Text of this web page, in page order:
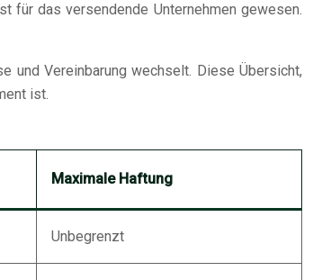
für das versendende Unternehmen gewesen.
und Vereinbarung wechselt. Diese Übersicht,
ist.
Maximale Haftung
Unbegrenzt